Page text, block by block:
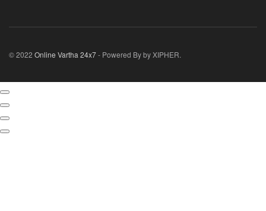
© 2022 Online Vartha 24x7- Powered By by XIPHER.
Selected